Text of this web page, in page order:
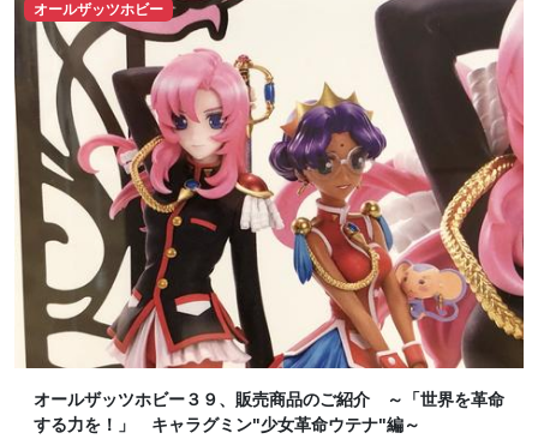
オールザッツホビー
オールザッツホビー３９、販売商品のご紹介 ～「世界を革命
する力を！」 キャラグミン"少女革命ウテナ"編～